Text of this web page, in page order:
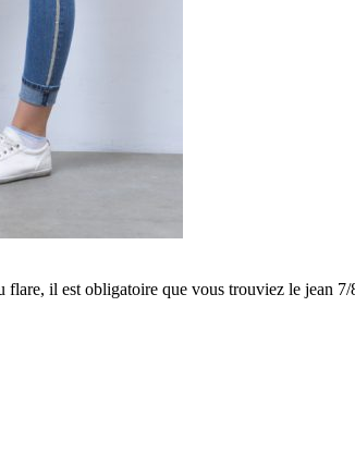
il est obligatoire que vous trouviez le jean